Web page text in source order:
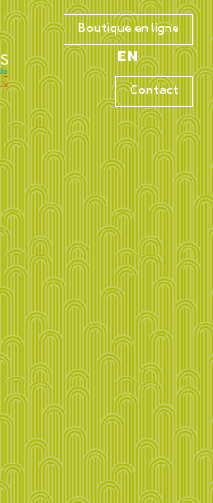
Boutique en ligne
EN
Contact